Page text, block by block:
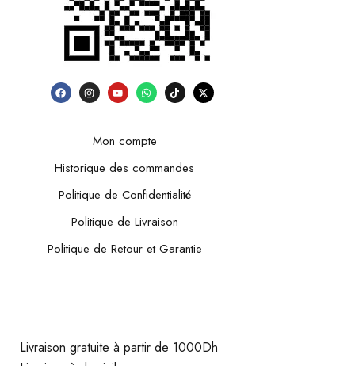
Mon compte
Historique des commandes
Politique de Confidentialité
Politique de Livraison
Politique de Retour et Garantie
Livraison gratuite à partir de 1000Dh